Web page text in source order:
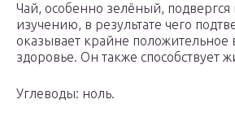
Чай, особенно зелёный, подвергся
изучению, в результате чего
оказывает крайне положительное
здоровье. Он также способствует
Углеводы: ноль.